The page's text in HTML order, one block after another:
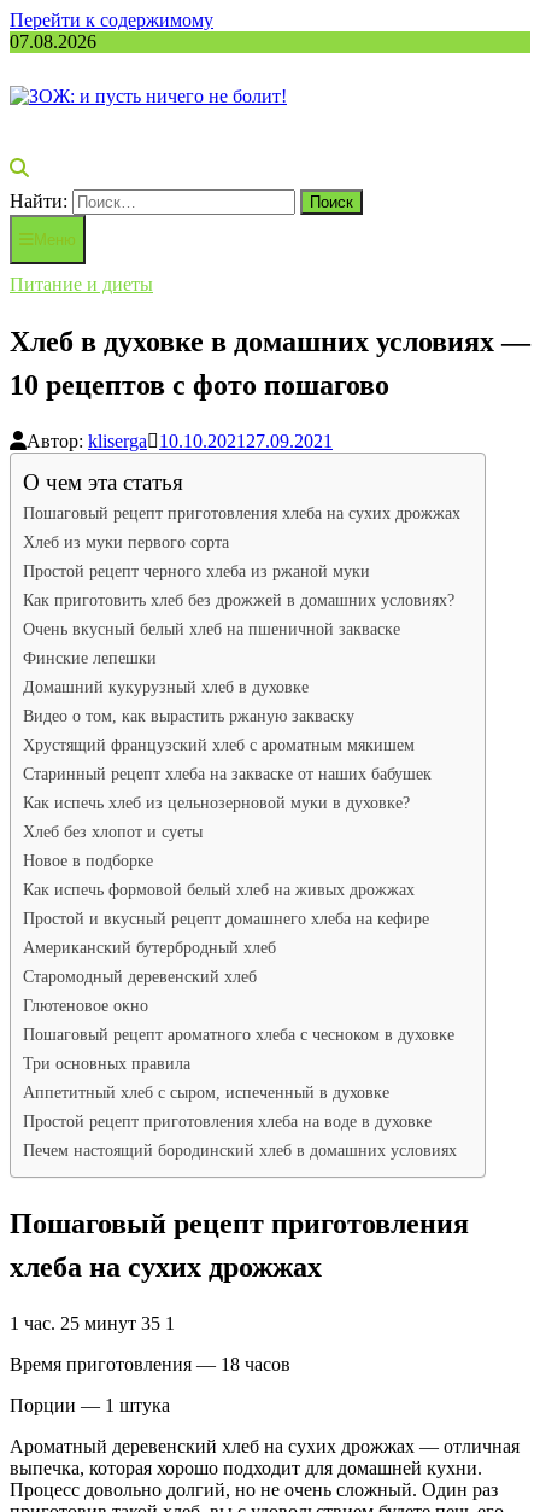
Перейти к содержимому
07.08.2026
Найти:
Меню
Питание и диеты
Хлеб в духовке в домашних условиях —
10 рецептов с фото пошагово
Автор: kliserga 10.10.2021 27.09.2021
О чем эта статья
Пошаговый рецепт приготовления хлеба на сухих дрожжах
Хлеб из муки первого сорта
Простой рецепт черного хлеба из ржаной муки
Как приготовить хлеб без дрожжей в домашних условиях?
Очень вкусный белый хлеб на пшеничной закваске
Финские лепешки
Домашний кукурузный хлеб в духовке
Видео о том, как вырастить ржаную закваску
Хрустящий французский хлеб с ароматным мякишем
Старинный рецепт хлеба на закваске от наших бабушек
Как испечь хлеб из цельнозерновой муки в духовке?
Хлеб без хлопот и суеты
Новое в подборке
Как испечь формовой белый хлеб на живых дрожжах
Простой и вкусный рецепт домашнего хлеба на кефире
Американский бутербродный хлеб
Старомодный деревенский хлеб
Глютеновое окно
Пошаговый рецепт ароматного хлеба с чесноком в духовке
Три основных правила
Аппетитный хлеб с сыром, испеченный в духовке
Простой рецепт приготовления хлеба на воде в духовке
Печем настоящий бородинский хлеб в домашних условиях
Пошаговый рецепт приготовления
хлеба на сухих дрожжах
1 час. 25 минут 35 1
Время приготовления — 18 часов
Порции — 1 штука
Ароматный деревенский хлеб на сухих дрожжах — отличная
выпечка, которая хорошо подходит для домашней кухни.
Процесс довольно долгий, но не очень сложный. Один раз